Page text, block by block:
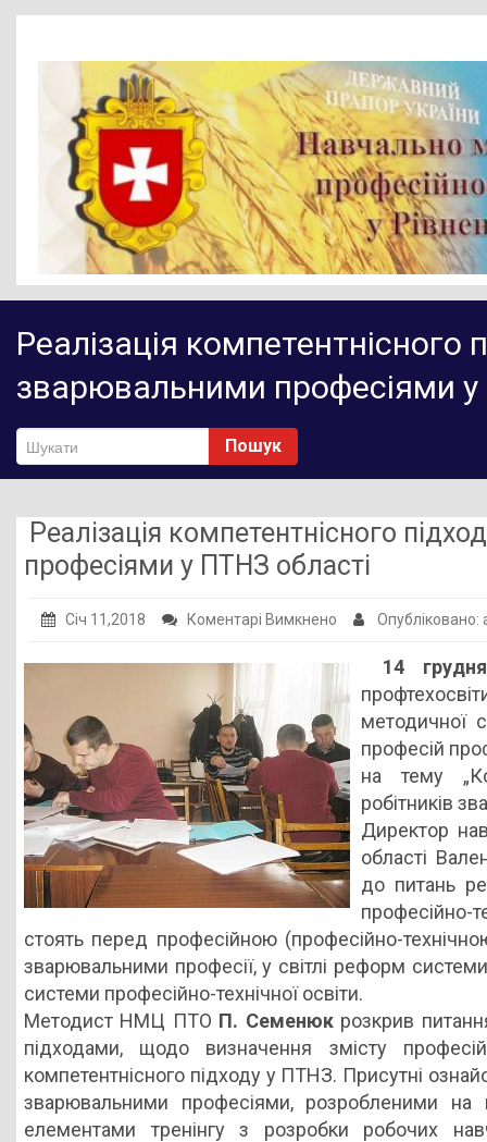
Головна
Новини
Діяльність НМЦ ПТО
Методичне забезпечення
Нормативно-правове забезпечення
Заклади ПТО
Галерея
Реалізація компетентнісного
зварювальними професіями у
Пошук
Реалізація компетентнісного
професіями у ПТНЗ області
Січ 11,2018 Коментарі Вимкнено до
компетентнісного
підходу
при
підготовці
за
зварювальними
професіями
у
ПТНЗ
області
14
методичної
професій
на тему
робітників
Директор
області
до питань
професійно-
стоять перед професійною (професійно-
зварювальними професії, у світлі реформ
системи професійно-технічної освіти.
Методист НМЦ ПТО П. Семенюкрозкрив
підходами, щодо визначення змісту
компетентнісного підходу у ПТНЗ. Присутні
зварювальними професіями, розробленими на
елементами тренінгу з розробки робочих